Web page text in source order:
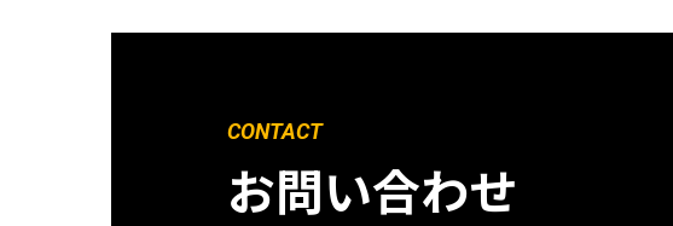
CONTACT
お問い合わせ